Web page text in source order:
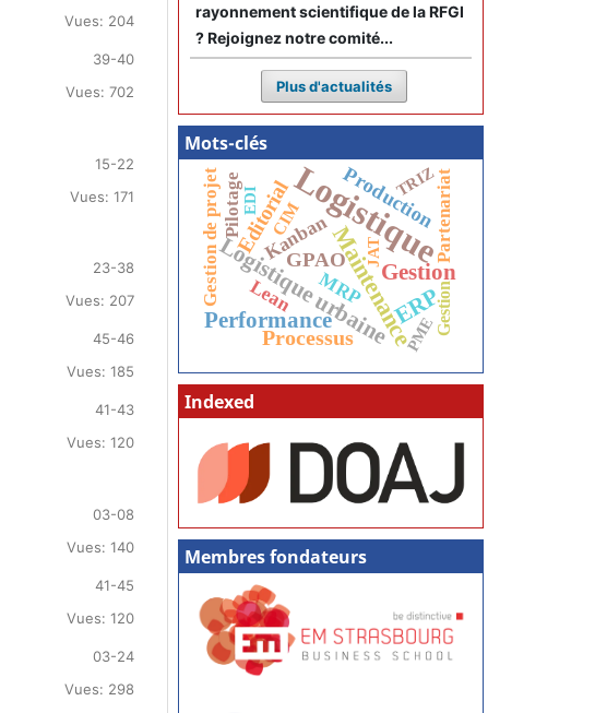
Vues: 204
39-40
Vues: 702
15-22
Vues: 171
23-38
Vues: 207
45-46
Vues: 185
41-43
Vues: 120
03-08
Vues: 140
41-45
Vues: 120
03-24
Vues: 298
rayonnement scientifique de la RFGI
? Rejoignez notre comité...
Plus d'actualités
Mots-clés
Logistique
MaintenanceGestion
ERP
Logistique urbaine
Performance
Processus
Editorial
GPAO
Production
Kanban
MRP
Lean
Gestion de projet Partenariat
Pilotage CIM
Gestion
TRIZ
PME
EDI
JAT
Indexed
Membres fondateurs